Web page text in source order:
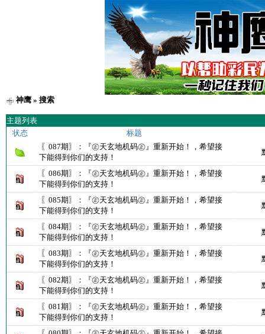
神鹰» 搜索
主题列表
状态
标题
〖087期〗：『㊣天玄地机码㊣』重新开始！，希望接
下能得到你们的支持！
〖086期〗：『㊣天玄地机码㊣』重新开始！，希望接
下能得到你们的支持！
〖085期〗：『㊣天玄地机码㊣』重新开始！，希望接
下能得到你们的支持！
〖084期〗：『㊣天玄地机码㊣』重新开始！，希望接
下能得到你们的支持！
〖083期〗：『㊣天玄地机码㊣』重新开始！，希望接
下能得到你们的支持！
〖082期〗：『㊣天玄地机码㊣』重新开始！，希望接
下能得到你们的支持！
〖081期〗：『㊣天玄地机码㊣』重新开始！，希望接
下能得到你们的支持！